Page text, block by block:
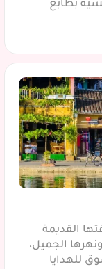
بطابع
القديمة
الجميل،
للهدايا